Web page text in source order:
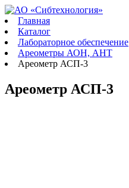
Главная
Каталог
Лабораторное обеспечение
Ареометры АОН, АНТ
Ареометр АСП-3
Ареометр АСП-3